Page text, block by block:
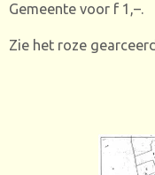
Gemeente voor f 1,–.
Zie het roze